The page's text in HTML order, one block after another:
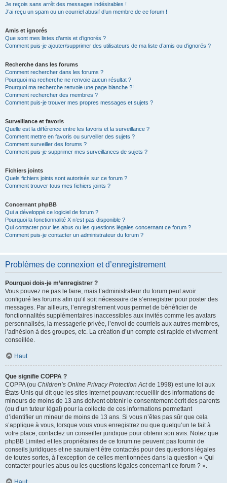
Je reçois sans arrêt des messages indésirables !
J’ai reçu un spam ou un courriel abusif d’un membre de ce forum !
Amis et ignorés
Que sont mes listes d’amis et d’ignorés ?
Comment puis-je ajouter/supprimer des utilisateurs de ma liste d’amis ou d’ignorés ?
Recherche dans les forums
Comment rechercher dans les forums ?
Pourquoi ma recherche ne renvoie aucun résultat ?
Pourquoi ma recherche renvoie une page blanche ?!
Comment rechercher des membres ?
Comment puis-je trouver mes propres messages et sujets ?
Surveillance et favoris
Quelle est la différence entre les favoris et la surveillance ?
Comment mettre en favoris ou surveiller des sujets ?
Comment surveiller des forums ?
Comment puis-je supprimer mes surveillances de sujets ?
Fichiers joints
Quels fichiers joints sont autorisés sur ce forum ?
Comment trouver tous mes fichiers joints ?
Concernant phpBB
Qui a développé ce logiciel de forum ?
Pourquoi la fonctionnalité X n’est pas disponible ?
Qui contacter pour les abus ou les questions légales concernant ce forum ?
Comment puis-je contacter un administrateur du forum ?
Problèmes de connexion et d’enregistrement
Pourquoi dois-je m’enregistrer ?
Vous pouvez ne pas le faire, mais l’administrateur du forum peut avoir
configuré les forums afin qu’il soit nécessaire de s’enregistrer pour poster des
messages. Par ailleurs, l’enregistrement vous permet de bénéficier de
fonctionnalités supplémentaires inaccessibles aux invités comme les avatars
personnalisés, la messagerie privée, l’envoi de courriels aux autres membres,
l’adhésion à des groupes, etc. La création d’un compte est rapide et vivement
conseillée.
Haut
Que signifie COPPA ?
COPPA (ou Children’s Online Privacy Protection Actde 1998) est une loi aux
États-Unis qui dit que les sites Internet pouvant recueillir des informations de
mineurs de moins de 13 ans doivent obtenir le consentement écrit des parents
(ou d’un tuteur légal) pour la collecte de ces informations permettant
d’identifier un mineur de moins de 13 ans. Si vous n’êtes pas sûr que cela
s’applique à vous, lorsque vous vous enregistrez ou que quelqu’un le fait à
votre place, contactez un conseiller juridique pour obtenir son avis. Notez que
phpBB Limited et les propriétaires de ce forum ne peuvent pas fournir de
conseils juridiques et ne sauraient être contactés pour des questions légales
de toutes sortes, à l’exception de celles mentionnées dans la question « Qui
contacter pour les abus ou les questions légales concernant ce forum ? ».